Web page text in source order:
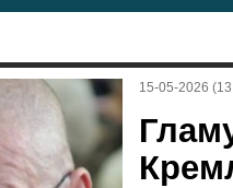
15-05-2026